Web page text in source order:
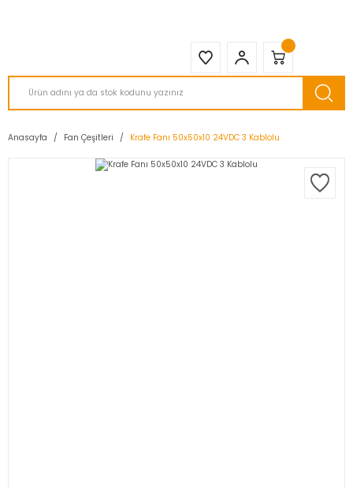
Anasayfa Fan Çeşitleri Krafe Fanı 50x50x10 24VDC 3 Kablolu